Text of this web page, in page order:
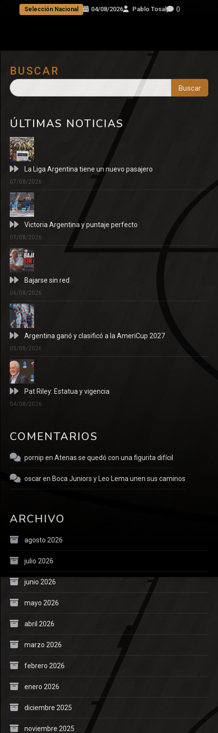
Selección Nacional 04/08/2026 Pablo Tosal 0
BUSCAR
Buscar
ÚLTIMAS NOTICIAS
La Liga Argentina tiene un nuevo pasajero
07/08/2026
Victoria Argentina y puntaje perfecto
07/08/2026
Bajarse sin red
06/08/2026
Argentina ganó y clasificó a la AmeriCup 2027
05/08/2026
Pat Riley: Estatua y vigencia
04/08/2026
COMENTARIOS
pornip en Atenas se quedó con una figurita difícil
oscaren Boca Juniors y Leo Lema unen sus caminos
ARCHIVO
agosto 2026
julio 2026
junio 2026
mayo 2026
abril 2026
marzo 2026
febrero 2026
enero 2026
diciembre 2025
noviembre 2025